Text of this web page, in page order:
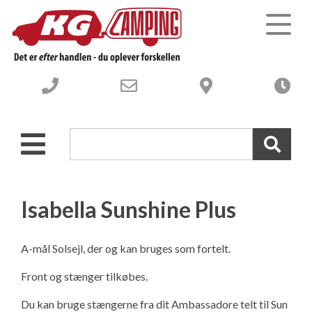
Nye Campingvogne
-----------------------------------
Autocampere og Vans
Engros Autocampere og Vans
Værksted – Velkommen til
Om os
Isabella Sunshine Plus
A-mål Solsejl, der og kan bruges som fortelt.
Front og stænger tilkøbes.
Du kan bruge stængerne fra dit Ambassadore telt til Sun